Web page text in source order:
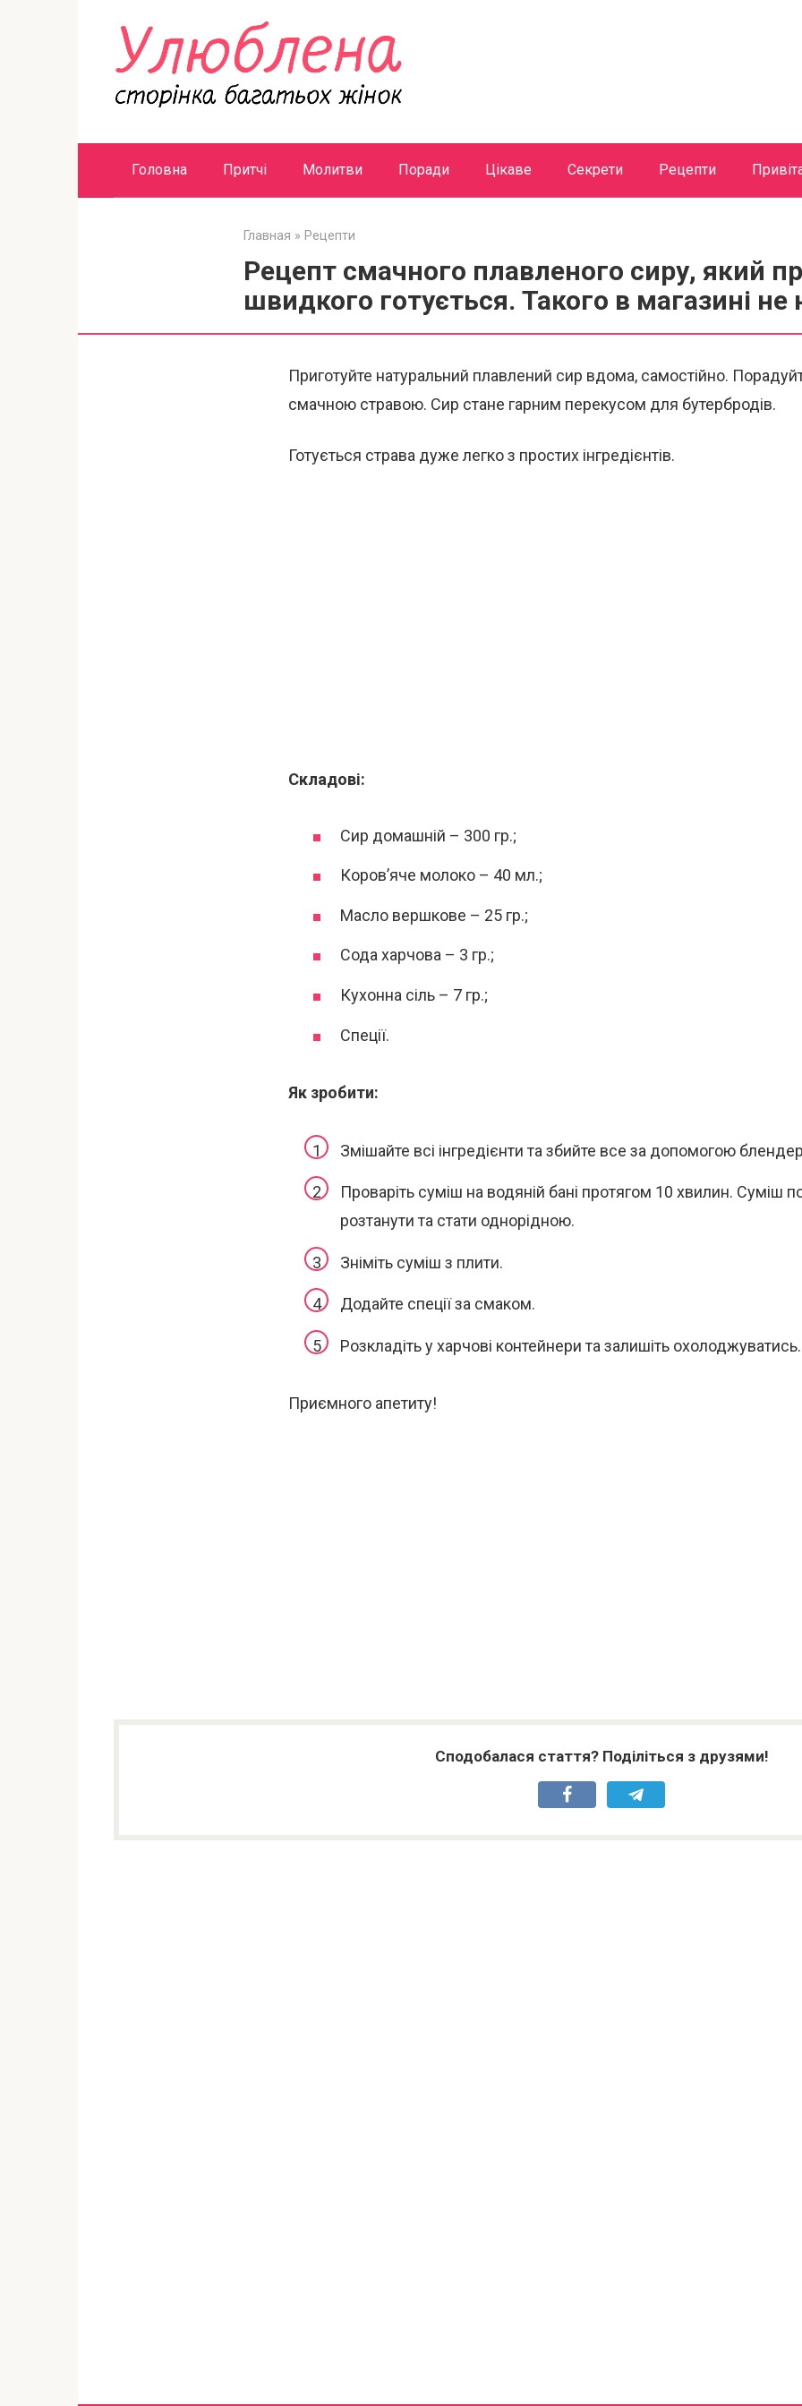
Головна Притчі Молитви Поради Цікаве Секрети Рецепти
Главная » Рецепти
Рецепт смачного плавленого сиру, який
швидкого готується. Такого в магазині не
Приготуйте натуральний плавлений сир вдома, самостійно.
смачною стравою. Сир стане гарним перекусом для бутербродів.
Готується страва дуже легко з простих інгредієнтів.
Складові:
Сир домашній – 300 гр.;
Коров’яче молоко – 40 мл.;
Масло вершкове – 25 гр.;
Сода харчова – 3 гр.;
Кухонна сіль – 7 гр.;
Спеції.
Як зробити:
Змішайте всі інгредієнти та збийте все за допомогою
Проваріть суміш на водяній бані протягом 10 хвилин. Суміш
розтанути та стати однорідною.
Зніміть суміш з плити.
Додайте спеції за смаком.
Розкладіть у харчові контейнери та залишіть охолоджуватись.
Приємного апетиту!
Сподобалася стаття? Поділіться з друзями!